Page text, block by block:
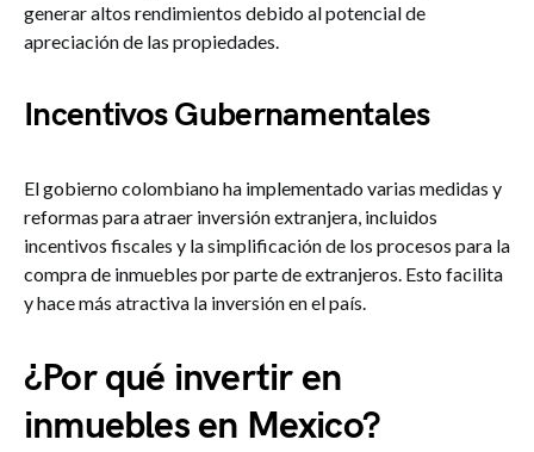
generar altos rendimientos debido al potencial de
apreciación de las propiedades.
Incentivos Gubernamentales
El gobierno colombiano ha implementado varias medidas y
reformas para atraer inversión extranjera, incluidos
incentivos fiscales y la simplificación de los procesos para la
compra de inmuebles por parte de extranjeros. Esto facilita
y hace más atractiva la inversión en el país.
¿Por qué invertir en
inmuebles en Mexico?